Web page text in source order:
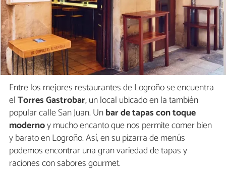
Entre los mejores restaurantes de Logroño se encuentra
elTorres Gastrobar, un local ubicado en la también
popular calle San Juan. Unbar de tapas con toque
modernoy mucho encanto que nos permite comer bien
y barato en Logroño. Así, en su pizarra de menús
podemos encontrar una gran variedad de tapas y
raciones con sabores gourmet.